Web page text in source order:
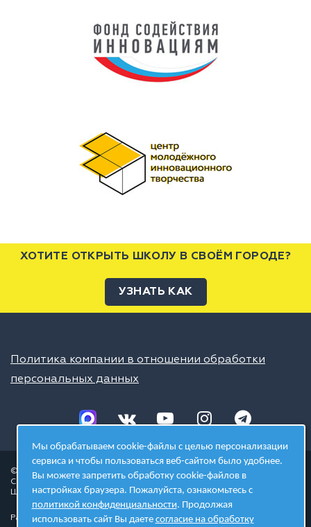
ХОТИТЕ ОТКРЫТЬ ШКОЛУ В СВОЁМ ГОРОДЕ?
УЗНАТЬ КАК
Политика компании в отношении обработки
персональных данных
© 2026 ШЦТ
Сеть центров молодёжного инновационного творчества
Школа цифровых технологий
Разработано в студии
Мы обрабатываем cookie-файлы с целью персонализации
сервиса и чтобы пользоваться веб-сайтом было удобнее.
Вы можете запретить обработку cookie-файлов в
настройках браузера. Пожалуйста, ознакомьтесь с
политикой конфиденциальности. Продолжая
использовать сайт Вы даете согласие на обработку